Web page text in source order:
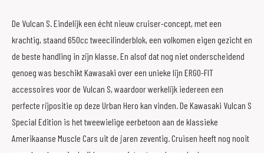
De Vulcan S. Eindelijk een écht nieuw cruiser-concept, met een
krachtig, staand 650cc tweecilinderblok, een volkomen eigen gezicht en
de beste handling in zijn klasse. En alsof dat nog niet onderscheidend
genoeg was beschikt Kawasaki over een unieke lijn ERGO-FIT
accessoires voor de Vulcan S, waardoor werkelijk iedereen een
perfecte rijpositie op deze Urban Hero kan vinden. De Kawasaki Vulcan S
Special Edition is het tweewielige eerbetoon aan de klassieke
Amerikaanse Muscle Cars uit de jaren zeventig. Cruisen heeft nog nooit